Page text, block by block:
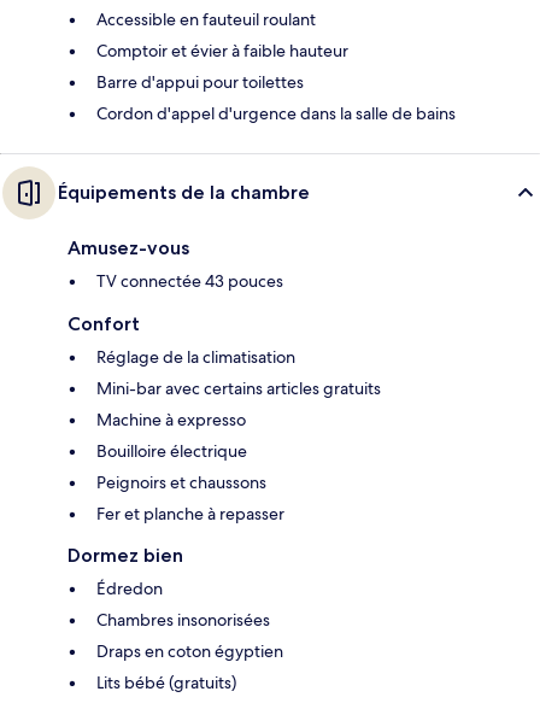
Accessible en fauteuil roulant
Comptoir et évier à faible hauteur
Barre d'appui pour toilettes
Cordon d'appel d'urgence dans la salle de bains
Équipements de la chambre
Amusez-vous
TV connectée 43 pouces
Confort
Réglage de la climatisation
Mini-bar avec certains articles gratuits
Machine à expresso
Bouilloire électrique
Peignoirs et chaussons
Fer et planche à repasser
Dormez bien
Édredon
Chambres insonorisées
Draps en coton égyptien
Lits bébé (gratuits)